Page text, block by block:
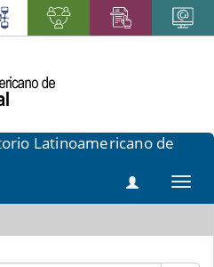
Latinoamericano de